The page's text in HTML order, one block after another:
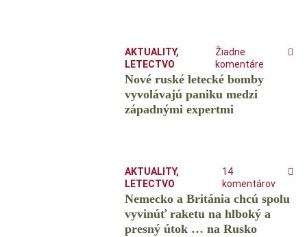
AKTUALITY,
LETECTVO
Žiadne
komentáre
Nové ruské letecké bomby
vyvolávajú paniku medzi
západnými expertmi
AKTUALITY,
LETECTVO
14
komentárov
Nemecko a Británia chcú spolu
vyvinúť raketu na hlboký a
presný útok … na Rusko